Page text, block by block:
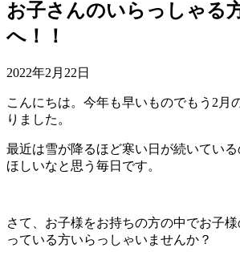
お子さんのいらっしゃる
へ！！
2022年2月22日
こんにちは。今年も早いものでもう2月
りました。
最近は雪が降るほど寒い日が続いてい
ほしいなと思う毎日です。
さて、お子様をお持ちの方の中でお子
っている方いらっしゃいませんか？